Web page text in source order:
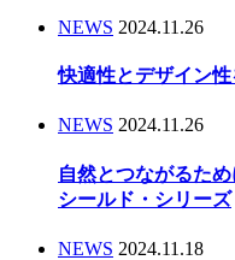
NEWS 2024.11.26
快適性とデザイン性
NEWS 2024.11.26
自然とつながるた
シールド・シリーズ
NEWS 2024.11.18